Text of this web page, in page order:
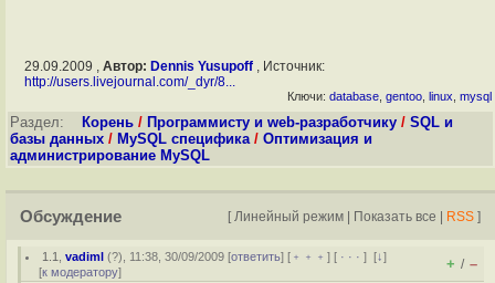
29.09.2009 , Автор: Dennis Yusupoff, Источник:
http://users.livejournal.com/_dyr/8...
Ключи: database gentoo linux mysql
Раздел: Корень / Программисту и web-разработчику / SQL и
базы данных / MySQL специфика/ Оптимизация и
администрирование MySQL
Обсуждение [ Линейный режим | Показать все | RSS ]
1.1 ,vadiml (?), 11:38, 30/09/2009 [ответить] [ ﹢﹢﹢] [ · · ·][↓]
[к модератору] + / –